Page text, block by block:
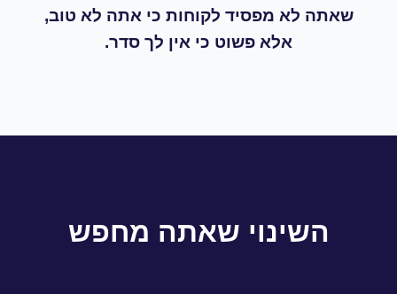
שאתה לא מפסיד לקוחות כי אתה לא טוב,
אלא פשוט כי אין לך סדר.
השינוי שאתה מחפש